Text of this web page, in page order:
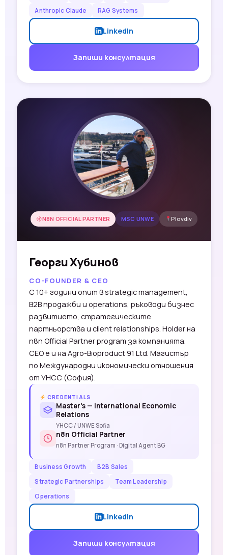
Anthropic Claude
RAG Systems
LinkedIn
Запиши консултация
N8N OFFICIAL PARTNER MSC UNWE Plovdiv
Георги Хубинов
CO-FOUNDER & CEO
С 10+ години опит в strategic management,
B2B продажби и operations, ръководи бизнес
развитието, стратегическите
партньорства и client relationships. Holder на
n8n Official Partner program за компанията.
CEO е и на Agro-Bioproduct 91 Ltd. Магистър
по Международни икономически отношения
от УНСС (София).
CREDENTIALS
Master's — International Economic
Relations
УНСС / UNWE Sofia
n8n Official Partner
n8n Partner Program · Digital Agent BG
Business Growth
B2B Sales
Strategic Partnerships
Team Leadership
Operations
LinkedIn
Запиши консултация